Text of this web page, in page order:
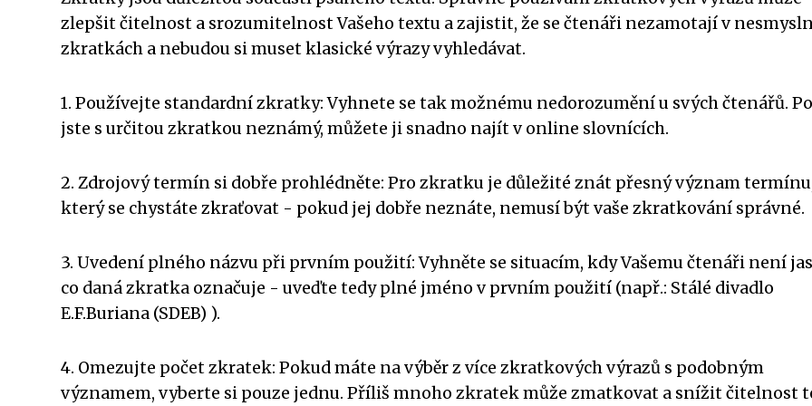
zlepšit čitelnost a srozumitelnost Vašeho textu a zajistit, že se čtenáři nezamotají v
zkratkách a nebudou si muset klasické výrazy vyhledávat.
1. Používejte standardní zkratky: Vyhnete se tak možnému nedorozumění u svých čtenářů.
jste s určitou zkratkou neznámý, můžete ji snadno najít v online slovnících.
2. Zdrojový termín si dobře prohlédněte: Pro zkratku je důležité znát přesný význam
který se chystáte zkraťovat - pokud jej dobře neznáte, nemusí být vaše zkratkování správné.
3. Uvedení plného názvu při prvním použití: Vyhněte se situacím, kdy Vašemu čtenáři není
co daná zkratka označuje - uveďte tedy plné jméno v prvním použití (např.: Stálé divadlo
E.F.Buriana (SDEB) ).
4. Omezujte počet zkratek: Pokud máte na výběr z více zkratkových výrazů s podobným
významem, vyberte si pouze jednu. Příliš mnoho zkratek může zmatkovat a snížit čitelnost